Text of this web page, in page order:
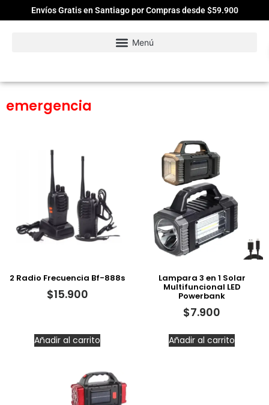
Envíos Gratis en Santiago por Compras desde $59.900
emergencia
2 Radio Frecuencia Bf-888s
$15.900
Añadir al carrito
Lampara 3 en 1 Solar
Multifuncional LED
Powerbank
$7.900
Añadir al carrito